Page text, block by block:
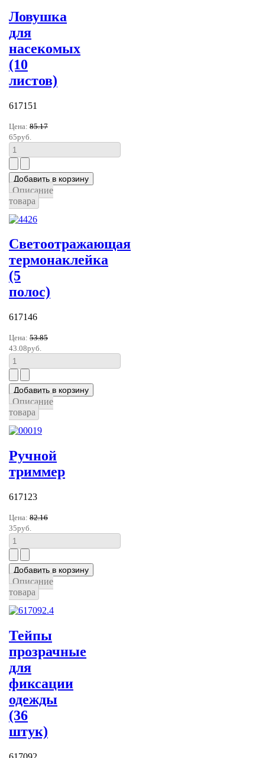
Ловушка
для
насекомых
(10
листов)
617151
Цена: 85.17
65руб.
Описание
товара
Светоотражающая
термонаклейка
(5
полос)
617146
Цена: 53.85
43.08руб.
Описание
товара
Ручной
триммер
617123
Цена: 82.16
35руб.
Описание
товара
Тейпы
прозрачные
для
фиксации
одежды
(36
штук)